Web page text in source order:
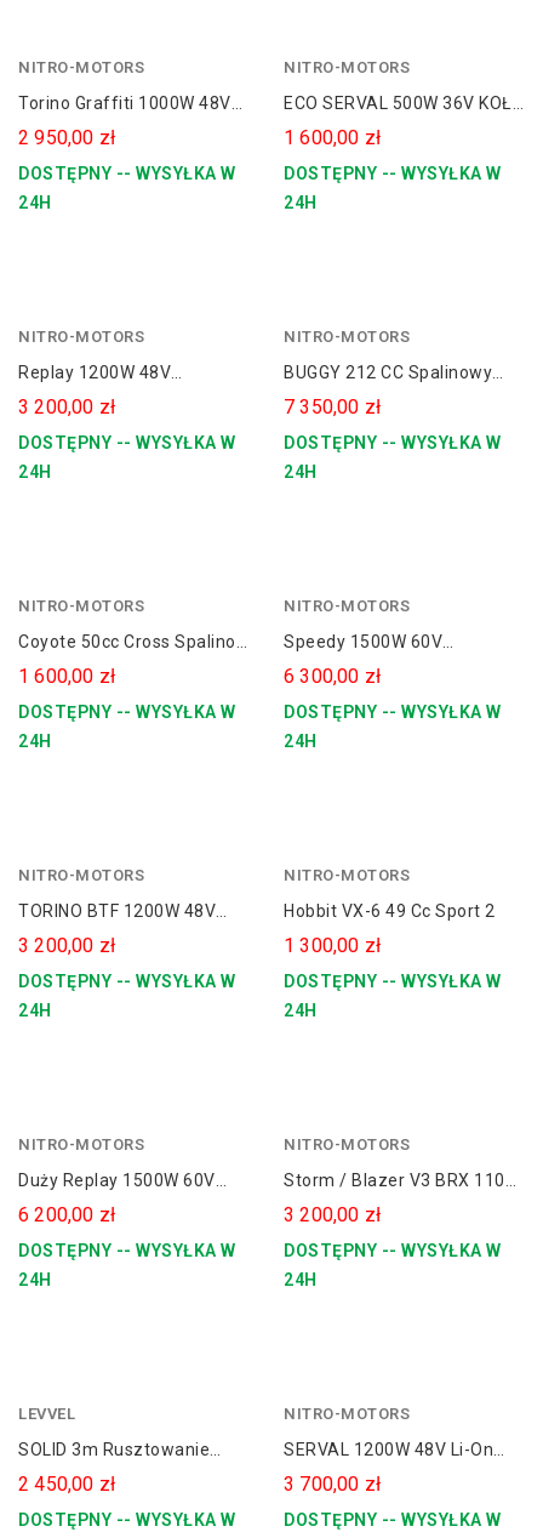
NITRO-MOTORS
czerwony
Torino Graffiti 1000W 48V
Elektryczny Quad Dla
Dziecka
2 950,00 zł
DOSTĘPNY -- WYSYŁKA W
24H
NITRO-MOTORS
ECO SERVAL 500W 36V KOŁA
10" REGULACJA WYSOKOŚCI
1 600,00 zł
DOSTĘPNY -- WYSYŁKA W
24H
NITRO-MOTORS
czerwony
zielony
pomarańczowy
Replay 1200W 48V
Elektryczny Quad Dla
Dziecka
3 200,00 zł
DOSTĘPNY -- WYSYŁKA W
24H
NITRO-MOTORS
BUGGY 212 CC Spalinowy
Buggy Dla Dziecka
7 350,00 zł
DOSTĘPNY -- WYSYŁKA W
24H
NITRO-MOTORS
niebieski
zielony
Coyote 50cc Cross Spalinowy
VX Hydraulic Koła 10"
1 600,00 zł
DOSTĘPNY -- WYSYŁKA W
24H
NITRO-MOTORS
Speedy 1500W 60V
Elektryczny Duży Quad Koła
8
6 300,00 zł
DOSTĘPNY -- WYSYŁKA W
24H
NITRO-MOTORS
zielony
graffiti
czerwony
graffiti
TORINO BTF 1200W 48V
Quad Elektryczny Dla
Dziecka [PILOT]
3 200,00 zł
DOSTĘPNY -- WYSYŁKA W
24H
NITRO-MOTORS
Hobbit VX-6 49 Cc Sport 2
1 300,00 zł
DOSTĘPNY -- WYSYŁKA W
24H
NITRO-MOTORS
czerwony
niebieski
zielony
Duży Replay 1500W 60V
Dazzle Blade Quad
Elektryczny Koła 8
6 200,00 zł
DOSTĘPNY -- WYSYŁKA W
24H
NITRO-MOTORS
Storm / Blazer V3 BRX 110cc
12/10 Automat E-Start
3 200,00 zł
DOSTĘPNY -- WYSYŁKA W
24H
LEVVEL
SOLID 3m Rusztowanie
Aluminiowe Jezdne 290
LEVVEL
2 450,00 zł
DOSTĘPNY -- WYSYŁKA W
NITRO-MOTORS
SERVAL 1200W 48V Li-On
15Ah 12/10 CROSS
Elektryczny
3 700,00 zł
DOSTĘPNY -- WYSYŁKA W